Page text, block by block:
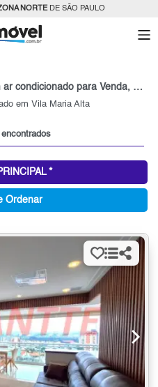
NORTEDE SÃO PAULO
Apartamento Vila Maria Alta com ar condicionado para Venda, Zona Norte, SP
em Vila Maria Alta
*
Ordenar